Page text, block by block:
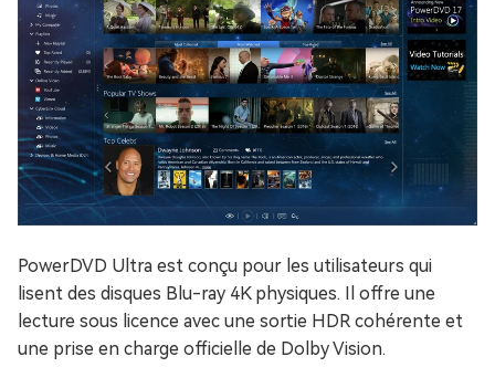
PowerDVD Ultra est conçu pour les utilisateurs qui
lisent des disques Blu-ray 4K physiques. Il offre une
lecture sous licence avec une sortie HDR cohérente et
une prise en charge officielle de Dolby Vision.